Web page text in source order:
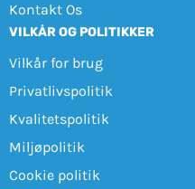
Kontakt Os
VILKÅR OG POLITIKKER
Vilkår for brug
Privatlivspolitik
Kvalitetspolitik
Miljøpolitik
Cookie politik